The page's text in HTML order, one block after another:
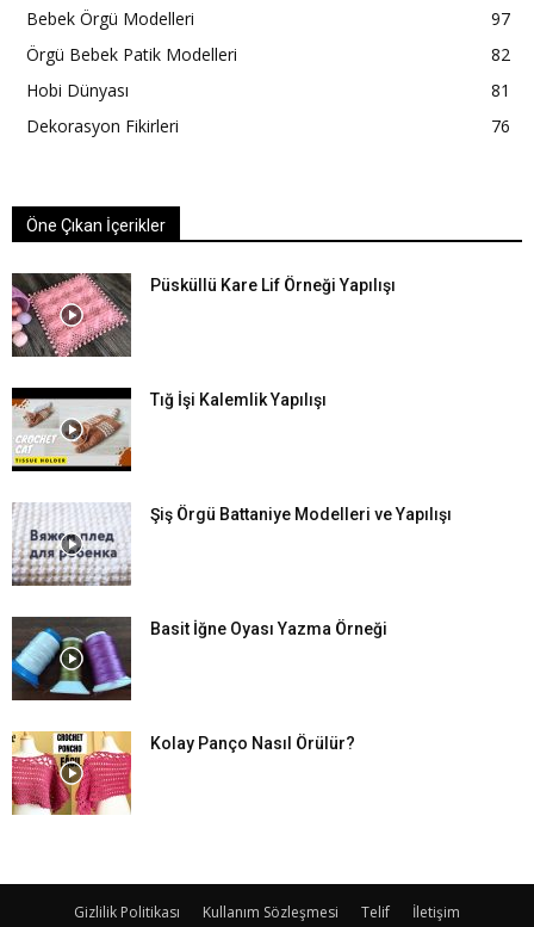
Bebek Örgü Modelleri
97
Örgü Bebek Patik Modelleri
82
Hobi Dünyası
81
Dekorasyon Fikirleri
76
Öne Çıkan İçerikler
Püsküllü Kare Lif Örneği Yapılışı
Tığ İşi Kalemlik Yapılışı
Şiş Örgü Battaniye Modelleri ve Yapılışı
Basit İğne Oyası Yazma Örneği
Kolay Panço Nasıl Örülür?
Gizlilik Politikası Kullanım Sözleşmesi Telif İletişim